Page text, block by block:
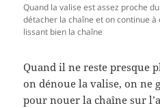
Quand la valise est assez proche
détacher la chaîne et on continue
lissant bien la chaîne
Quand il ne reste presque
on dénoue la valise, on ne
pour nouer la chaîne sur